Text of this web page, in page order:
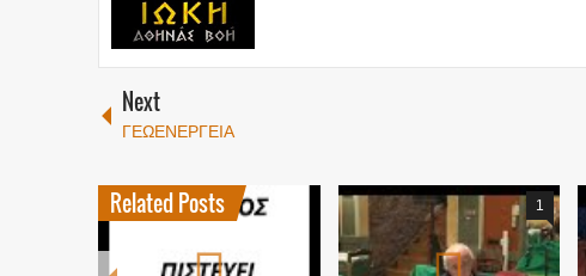
Next
ΓΕΩΕΝΕΡΓΕΙΑ
Related Posts 1